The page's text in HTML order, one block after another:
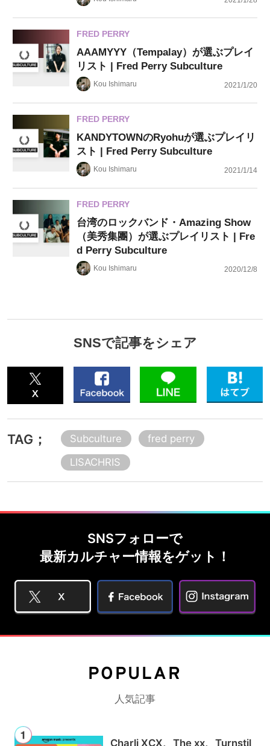
FRED PERRY
AAAMYYY（Tempalay）が選ぶプレイ
リスト | Fred Perry Subculture
Kou Ishimaru 2021/1/20
FRED PERRY
KANDYTOWNのRyohuが選ぶプレイリ
スト | Fred Perry Subculture
Kou Ishimaru 2021/1/14
FRED PERRY
台湾のロックバンド・Amazing Show
（美秀集團）が選ぶプレイリスト | Fre
d Perry Subculture
Kou Ishimaru 2020/12/8
SNSで記事をシェア
TAG； Subculture
fred perry
LISACHRIS
SNSフォローで
最新カルチャー情報をゲット！
POPULAR
人気記事
Charli XCX、The xx、Turnstil